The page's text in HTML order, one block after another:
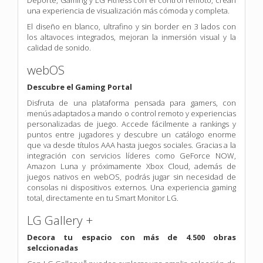
una experiencia de visualización más cómoda y completa.
El diseño en blanco, ultrafino y sin border en 3 lados con
los altavoces integrados, mejoran la inmersión visual y la
calidad de sonido.
webOS
Descubre el Gaming Portal
Disfruta de una plataforma pensada para gamers, con
menús adaptados a mando o control remoto y experiencias
personalizadas de juego. Accede fácilmente a rankings y
puntos entre jugadores y descubre un catálogo enorme
que va desde títulos AAA hasta juegos sociales. Gracias a la
integración con servicios líderes como GeForce NOW,
Amazon Luna y próximamente Xbox Cloud, además de
juegos nativos en webOS, podrás jugar sin necesidad de
consolas ni dispositivos externos. Una experiencia gaming
total, directamente en tu Smart Monitor LG.
LG Gallery +
Decora tu espacio con más de 4.500 obras
selccionadas